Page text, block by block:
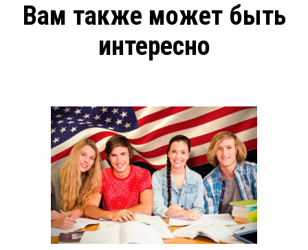
Вам также может быть
интересно